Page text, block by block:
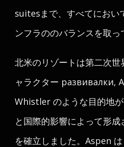
suitesまで、すべてにおい
ンフラののバランスを取っ
北米のリゾートは第二次世
ャラクター развивалки,
Whistler のような目的地
と国際的影響によって形
を確立しました。Aspen